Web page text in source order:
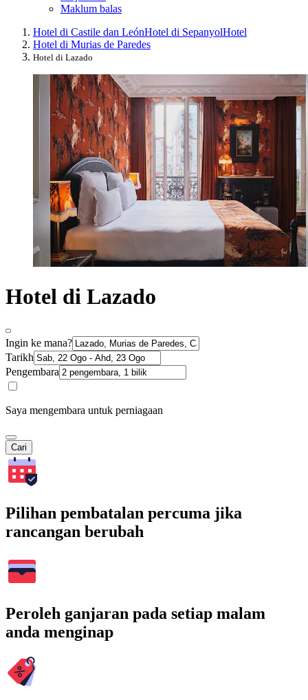
Maklum balas
Hotel di Castile dan LeónHotel di SepanyolHotel
Hotel di Murias de Paredes
Hotel di Lazado
Hotel di Lazado
Ingin ke mana?
Tarikh
Pengembara
Saya mengembara untuk perniagaan
Cari
Pilihan pembatalan percuma jika
rancangan berubah
Peroleh ganjaran pada setiap malam
anda menginap